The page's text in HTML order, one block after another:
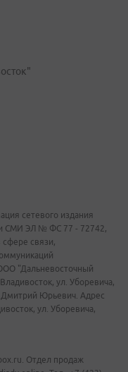
сетевого издания
СМИ ЭЛ № ФС 77 - 72742,
связи,
"Дальневосточный
ул. Уборевича,
Юрьевич. Адрес
ул. Уборевича,
Отдел продаж